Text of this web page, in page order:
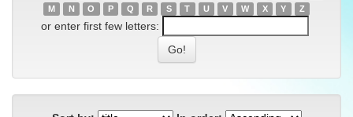
M
N O P Q R S T U V W X Y Z
or enter first few letters: